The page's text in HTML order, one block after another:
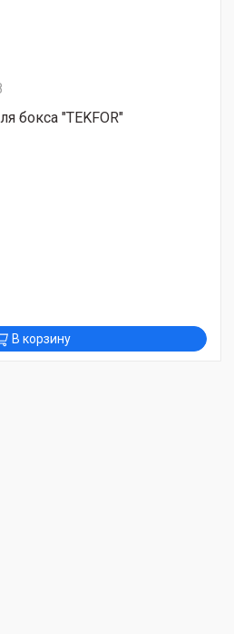
бокса "TEKFOR"
В корзину